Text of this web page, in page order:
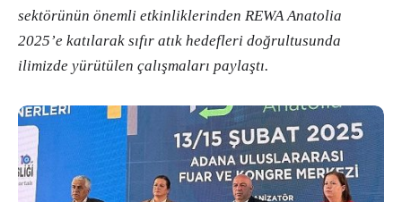
sektörünün önemli etkinliklerinden REWA Anatolia
2025’e katılarak sıfır atık hedefleri doğrultusunda
ilimizde yürütülen çalışmaları paylaştı.